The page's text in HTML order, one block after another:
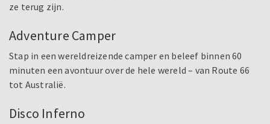
ze terug zijn.
Adventure Camper
Stap in een wereldreizende camper en beleef binnen 60
minuten een avontuur over de hele wereld – van Route 66
tot Australië.
Disco Inferno